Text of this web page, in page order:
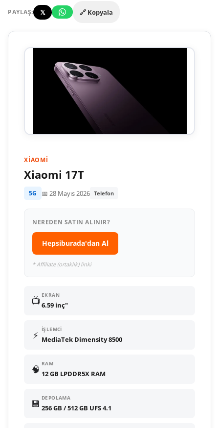
PAYLAŞ: 𝕏 🔗 Kopyala
XIAOMI
Xiaomi 17T
5G 📅 28 Mayıs 2026 Telefon
NEREDEN SATIN ALINIR?
Hepsiburada'dan Al
* Affiliate (ortaklık) linki
📺 EKRAN
6.59 inç"
⚡ İŞLEMCI
MediaTek Dimensity 8500
🧠 RAM
12 GB LPDDR5X RAM
💾 DEPOLAMA
256 GB / 512 GB UFS 4.1